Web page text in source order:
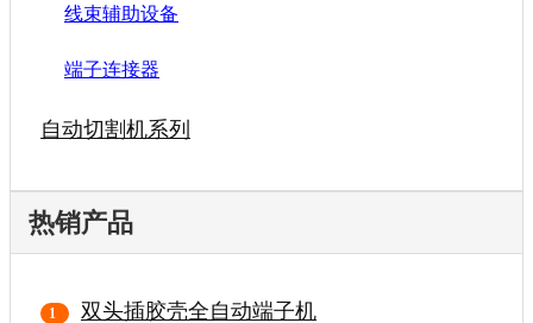
线束辅助设备
端子连接器
自动切割机系列
热销产品
双头插胶壳全自动端子机